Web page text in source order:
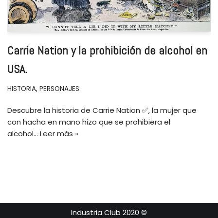
Carrie Nation y la prohibición de alcohol en
USA.
HISTORIA, PERSONAJES
Descubre la historia de Carrie Nation ✅, la mujer que
con hacha en mano hizo que se prohibiera el
alcohol… Leer más »
Industria Club 2020 ©